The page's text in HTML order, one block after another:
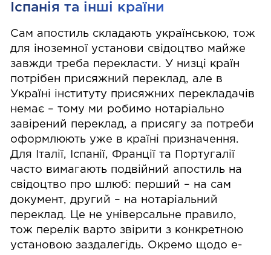
Іспанія та інші країни
Сам апостиль складають українською, тож
для іноземної установи свідоцтво майже
завжди треба перекласти. У низці країн
потрібен присяжний переклад, але в
Україні інституту присяжних перекладачів
немає – тому ми робимо нотаріально
завірений переклад, а присягу за потреби
оформлюють уже в країні призначення.
Для Італії, Іспанії, Франції та Португалії
часто вимагають подвійний апостиль на
свідоцтво про шлюб: перший – на сам
документ, другий – на нотаріальний
переклад. Це не універсальне правило,
тож перелік варто звірити з конкретною
установою заздалегідь. Окремо щодо е-